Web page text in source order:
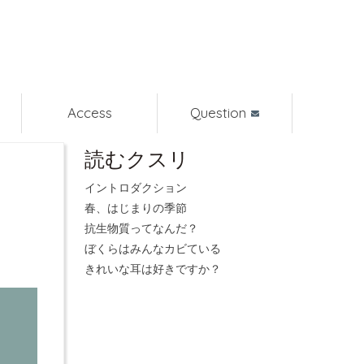
Access Question
読むクスリ
イントロダクション
春、はじまりの季節
抗生物質ってなんだ？
ぼくらはみんなカビている
きれいな耳は好きですか？